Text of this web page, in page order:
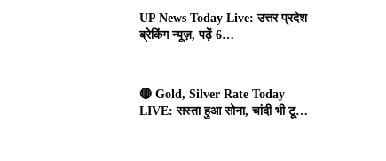
UP News Today Live: उत्तर प्रदेश
ब्रेकिंग न्यूज़, पढ़ें 6…
🔴 Gold, Silver Rate Today
LIVE: सस्ता हुआ सोना, चांदी भी टू…